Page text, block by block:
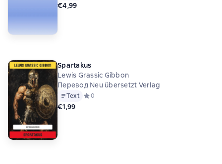
€4,99
Spartakus
Lewis Grassic Gibbon
Перевод Neu übersetzt Verlag
Text Средний рейтинг 0 на основе 0 оценок
0
€1,99